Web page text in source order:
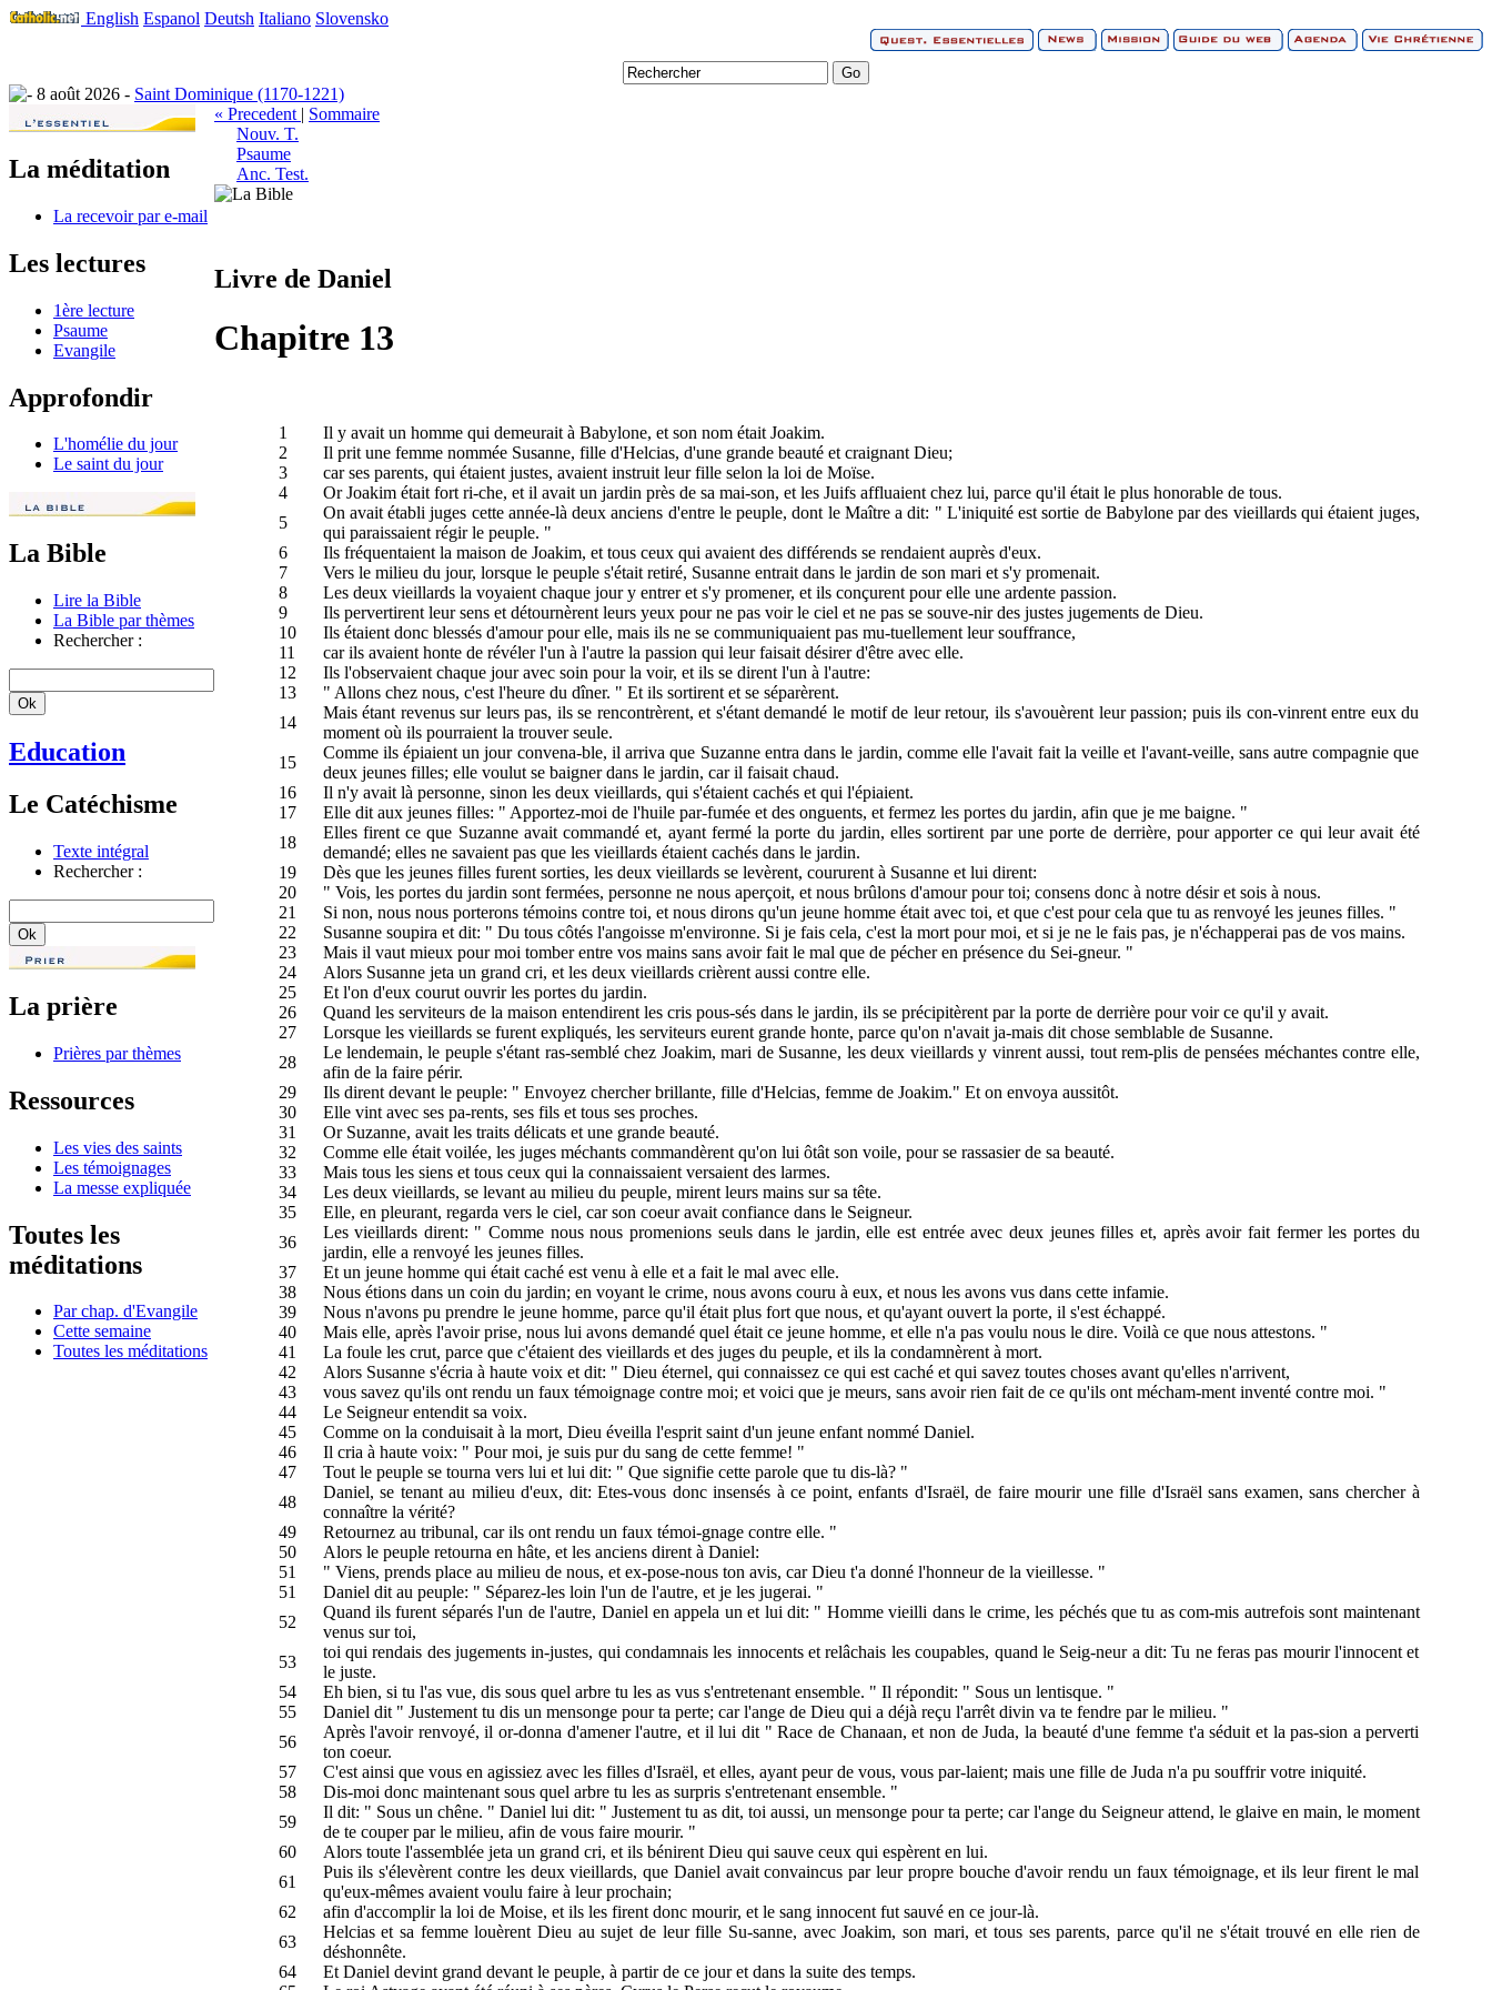
English Espanol Deutsh Italiano Slovensko
8 août 2026 - Saint Dominique (1170-1221)
La méditation
La recevoir par e-mail
Les lectures
1ère lecture
Psaume
Evangile
Approfondir
L'homélie du jour
Le saint du jour
La Bible
Lire la Bible
La Bible par thèmes
Rechercher :
Education
Le Catéchisme
Texte intégral
Rechercher :
La prière
Prières par thèmes
Ressources
Les vies des saints
Les témoignages
La messe expliquée
Toutes les
méditations
Par chap. d'Evangile
Cette semaine
Toutes les méditations
« Precedent | Sommaire
Nouv. T.
Psaume
Anc. Test.
Livre de Daniel
Chapitre 13
1
Il y avait un homme qui demeurait à Babylone, et son nom était Joakim.
2
Il prit une femme nommée Susanne, fille d'Helcias, d'une grande beauté et craignant Dieu;
3
car ses parents, qui étaient justes, avaient instruit leur fille selon la loi de Moïse.
4
Or Joakim était fort ri-che, et il avait un jardin près de sa mai-son, et les Juifs affluaient chez lui, parce qu'il était le plus honorable de tous.
5
On avait établi juges cette année-là deux anciens d'entre le peuple, dont le Maître a dit: " L'iniquité est sortie de Babylone par des vieillards qui étaient juges,
qui paraissaient régir le peuple. "
6
Ils fréquentaient la maison de Joakim, et tous ceux qui avaient des différends se rendaient auprès d'eux.
7
Vers le milieu du jour, lorsque le peuple s'était retiré, Susanne entrait dans le jardin de son mari et s'y promenait.
8
Les deux vieillards la voyaient chaque jour y entrer et s'y promener, et ils conçurent pour elle une ardente passion.
9
Ils pervertirent leur sens et détournèrent leurs yeux pour ne pas voir le ciel et ne pas se souve-nir des justes jugements de Dieu.
10
Ils étaient donc blessés d'amour pour elle, mais ils ne se communiquaient pas mu-tuellement leur souffrance,
11
car ils avaient honte de révéler l'un à l'autre la passion qui leur faisait désirer d'être avec elle.
12
Ils l'observaient chaque jour avec soin pour la voir, et ils se dirent l'un à l'autre:
13
" Allons chez nous, c'est l'heure du dîner. " Et ils sortirent et se séparèrent.
14
Mais étant revenus sur leurs pas, ils se rencontrèrent, et s'étant demandé le motif de leur retour, ils s'avouèrent leur passion; puis ils con-vinrent entre eux du
moment où ils pourraient la trouver seule.
15
Comme ils épiaient un jour convena-ble, il arriva que Suzanne entra dans le jardin, comme elle l'avait fait la veille et l'avant-veille, sans autre compagnie que
deux jeunes filles; elle voulut se baigner dans le jardin, car il faisait chaud.
16
Il n'y avait là personne, sinon les deux vieillards, qui s'étaient cachés et qui l'épiaient.
17
Elle dit aux jeunes filles: " Apportez-moi de l'huile par-fumée et des onguents, et fermez les portes du jardin, afin que je me baigne. "
18
Elles firent ce que Suzanne avait commandé et, ayant fermé la porte du jardin, elles sortirent par une porte de derrière, pour apporter ce qui leur avait été
demandé; elles ne savaient pas que les vieillards étaient cachés dans le jardin.
19
Dès que les jeunes filles furent sorties, les deux vieillards se levèrent, coururent à Susanne et lui dirent:
20
" Vois, les portes du jardin sont fermées, personne ne nous aperçoit, et nous brûlons d'amour pour toi; consens donc à notre désir et sois à nous.
21
Si non, nous nous porterons témoins contre toi, et nous dirons qu'un jeune homme était avec toi, et que c'est pour cela que tu as renvoyé les jeunes filles. "
22
Susanne soupira et dit: " Du tous côtés l'angoisse m'environne. Si je fais cela, c'est la mort pour moi, et si je ne le fais pas, je n'échapperai pas de vos mains.
23
Mais il vaut mieux pour moi tomber entre vos mains sans avoir fait le mal que de pécher en présence du Sei-gneur. "
24
Alors Susanne jeta un grand cri, et les deux vieillards crièrent aussi contre elle.
25
Et l'on d'eux courut ouvrir les portes du jardin.
26
Quand les serviteurs de la maison entendirent les cris pous-sés dans le jardin, ils se précipitèrent par la porte de derrière pour voir ce qu'il y avait.
27
Lorsque les vieillards se furent expliqués, les serviteurs eurent grande honte, parce qu'on n'avait ja-mais dit chose semblable de Susanne.
28
Le lendemain, le peuple s'étant ras-semblé chez Joakim, mari de Susanne, les deux vieillards y vinrent aussi, tout rem-plis de pensées méchantes contre elle,
afin de la faire périr.
29
Ils dirent devant le peuple: " Envoyez chercher brillante, fille d'Helcias, femme de Joakim." Et on envoya aussitôt.
30
Elle vint avec ses pa-rents, ses fils et tous ses proches.
31
Or Suzanne, avait les traits délicats et une grande beauté.
32
Comme elle était voilée, les juges méchants commandèrent qu'on lui ôtât son voile, pour se rassasier de sa beauté.
33
Mais tous les siens et tous ceux qui la connaissaient versaient des larmes.
34
Les deux vieillards, se levant au milieu du peuple, mirent leurs mains sur sa tête.
35
Elle, en pleurant, regarda vers le ciel, car son coeur avait confiance dans le Seigneur.
36
Les vieillards dirent: " Comme nous nous promenions seuls dans le jardin, elle est entrée avec deux jeunes filles et, après avoir fait fermer les portes du
jardin, elle a renvoyé les jeunes filles.
37
Et un jeune homme qui était caché est venu à elle et a fait le mal avec elle.
38
Nous étions dans un coin du jardin; en voyant le crime, nous avons couru à eux, et nous les avons vus dans cette infamie.
39
Nous n'avons pu prendre le jeune homme, parce qu'il était plus fort que nous, et qu'ayant ouvert la porte, il s'est échappé.
40
Mais elle, après l'avoir prise, nous lui avons demandé quel était ce jeune homme, et elle n'a pas voulu nous le dire. Voilà ce que nous attestons. "
41
La foule les crut, parce que c'étaient des vieillards et des juges du peuple, et ils la condamnèrent à mort.
42
Alors Susanne s'écria à haute voix et dit: " Dieu éternel, qui connaissez ce qui est caché et qui savez toutes choses avant qu'elles n'arrivent,
43
vous savez qu'ils ont rendu un faux témoignage contre moi; et voici que je meurs, sans avoir rien fait de ce qu'ils ont mécham-ment inventé contre moi. "
44
Le Seigneur entendit sa voix.
45
Comme on la conduisait à la mort, Dieu éveilla l'esprit saint d'un jeune enfant nommé Daniel.
46
Il cria à haute voix: " Pour moi, je suis pur du sang de cette femme! "
47
Tout le peuple se tourna vers lui et lui dit: " Que signifie cette parole que tu dis-là? "
48
Daniel, se tenant au milieu d'eux, dit: Etes-vous donc insensés à ce point, enfants d'Israël, de faire mourir une fille d'Israël sans examen, sans chercher à
connaître la vérité?
49
Retournez au tribunal, car ils ont rendu un faux témoi-gnage contre elle. "
50
Alors le peuple retourna en hâte, et les anciens dirent à Daniel:
51
" Viens, prends place au milieu de nous, et ex-pose-nous ton avis, car Dieu t'a donné l'honneur de la vieillesse. "
51
Daniel dit au peuple: " Séparez-les loin l'un de l'autre, et je les jugerai. "
52
Quand ils furent séparés l'un de l'autre, Daniel en appela un et lui dit: " Homme vieilli dans le crime, les péchés que tu as com-mis autrefois sont maintenant
venus sur toi,
53
toi qui rendais des jugements in-justes, qui condamnais les innocents et relâchais les coupables, quand le Seig-neur a dit: Tu ne feras pas mourir l'innocent et
le juste.
54
Eh bien, si tu l'as vue, dis sous quel arbre tu les as vus s'entretenant ensemble. " Il répondit: " Sous un lentisque. "
55
Daniel dit " Justement tu dis un mensonge pour ta perte; car l'ange de Dieu qui a déjà reçu l'arrêt divin va te fendre par le milieu. "
56
Après l'avoir renvoyé, il or-donna d'amener l'autre, et il lui dit " Race de Chanaan, et non de Juda, la beauté d'une femme t'a séduit et la pas-sion a perverti
ton coeur.
57
C'est ainsi que vous en agissiez avec les filles d'Israël, et elles, ayant peur de vous, vous par-laient; mais une fille de Juda n'a pu souffrir votre iniquité.
58
Dis-moi donc maintenant sous quel arbre tu les as surpris s'entretenant ensemble. "
59
Il dit: " Sous un chêne. " Daniel lui dit: " Justement tu as dit, toi aussi, un mensonge pour ta perte; car l'ange du Seigneur attend, le glaive en main, le moment
de te couper par le milieu, afin de vous faire mourir. "
60
Alors toute l'assemblée jeta un grand cri, et ils bénirent Dieu qui sauve ceux qui espèrent en lui.
61
Puis ils s'élevèrent contre les deux vieillards, que Daniel avait convaincus par leur propre bouche d'avoir rendu un faux témoignage, et ils leur firent le mal
qu'eux-mêmes avaient voulu faire à leur prochain;
62
afin d'accomplir la loi de Moise, et ils les firent donc mourir, et le sang innocent fut sauvé en ce jour-là.
63
Helcias et sa femme louèrent Dieu au sujet de leur fille Su-sanne, avec Joakim, son mari, et tous ses parents, parce qu'il ne s'était trouvé en elle rien de
déshonnête.
64
Et Daniel devint grand devant le peuple, à partir de ce jour et dans la suite des temps.